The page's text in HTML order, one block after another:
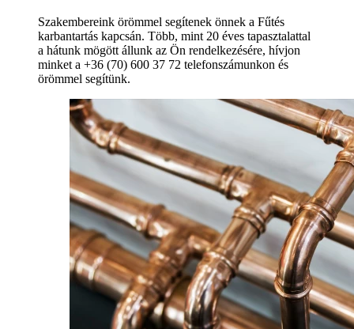
Szakembereink örömmel segítenek önnek a Fűtés
karbantartás kapcsán. Több, mint 20 éves tapasztalattal
a hátunk mögött állunk az Ön rendelkezésére, hívjon
minket a +36 (70) 600 37 72 telefonszámunkon és
örömmel segítünk.